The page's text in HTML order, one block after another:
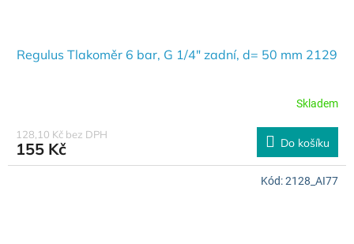
Regulus Tlakoměr 6 bar, G 1/4" zadní, d= 50 mm 2129
Skladem
128,10 Kč bez DPH
155 Kč Do košíku
Kód:2128_AI77